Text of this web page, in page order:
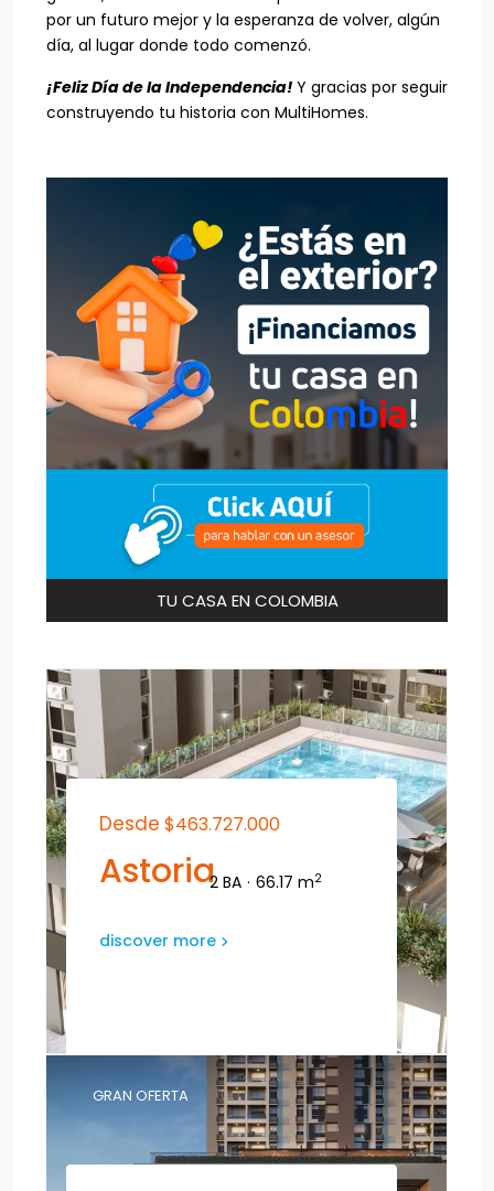
por un futuro mejor y la esperanza de volver, algún
día, al lugar donde todo comenzó.
¡Feliz Día de la Independencia! Y gracias por seguir
construyendo tu historia con MultiHomes.
TU CASA EN COLOMBIA
Desde $463.727.000
Astoria2 BA · 66.17 m2
discover more
GRAN OFERTA